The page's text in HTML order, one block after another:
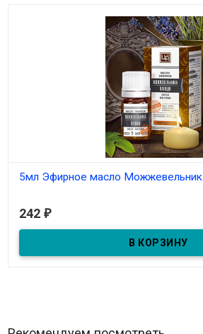
5мл Эфирное масло Можжевельник
242 ₽